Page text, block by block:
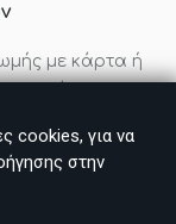
με κάρτα ή
cookies, για να
στην